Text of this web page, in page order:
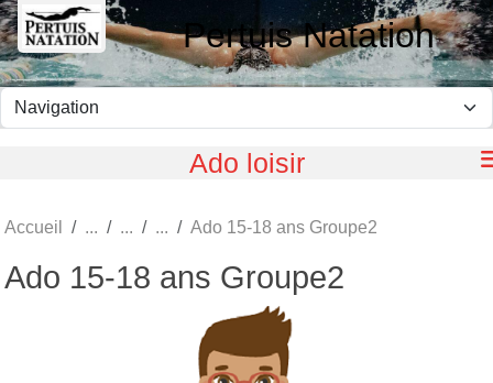
Pertuis Natation
Ado loisir
Accueil Ado 15-18 ans Groupe2
Ado 15-18 ans Groupe2
Panneau de gestion des cookies